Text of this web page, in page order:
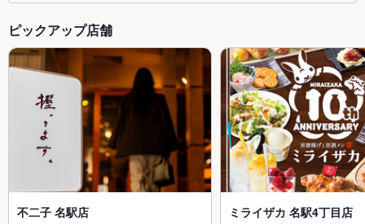
ピックアップ店舗
不二子 名駅店 ミライザカ 名駅4丁目店